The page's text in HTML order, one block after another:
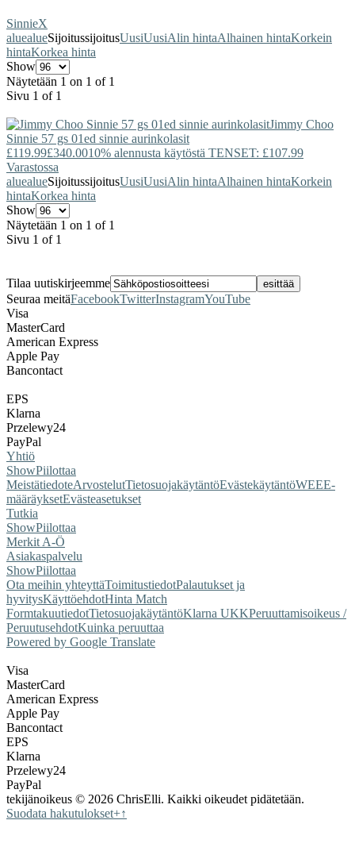
SinnieX
aluealueSijoitussijoitusUusiUusiAlin hintaAlhainen hintaKorkein
hintaKorkea hinta
Show
Näytetään 1 on 1 of 1
Sivu 1 of 1
Jimmy Choo
Sinnie 57 gs 01ed sinnie aurinkolasit
£119.99£340.0010% alennusta käytöstä TENSET: £107.99
Varastossa
aluealueSijoitussijoitusUusiUusiAlin hintaAlhainen hintaKorkein
hintaKorkea hinta
Show
Näytetään 1 on 1 of 1
Sivu 1 of 1
Tilaa uutiskirjeemme
Seuraa meitäFacebookTwitterInstagramYouTube
Visa
MasterCard
American Express
Apple Pay
Bancontact
EPS
Klarna
Przelewy24
PayPal
Yhtiö
ShowPiilottaa
MeistätiedoteArvostelutTietosuojakäytäntöEvästekäytäntöWEEE-
määräyksetEvästeasetukset
Tutkia
ShowPiilottaa
Merkit A-Ö
Asiakaspalvelu
ShowPiilottaa
Ota meihin yhteyttäToimitustiedotPalautukset ja
hyvitysKäyttöehdotHinta Match
FormtakuutiedotTietosuojakäytäntöKlarna UKKPeruuttamisoikeus /
PeruutusehdotKuinka peruuttaa
Powered by Google Translate
Visa
MasterCard
American Express
Apple Pay
Bancontact
EPS
Klarna
Przelewy24
PayPal
tekijänoikeus © 2026 ChrisElli. Kaikki oikeudet pidätetään.
Suodata hakutulokset+↑